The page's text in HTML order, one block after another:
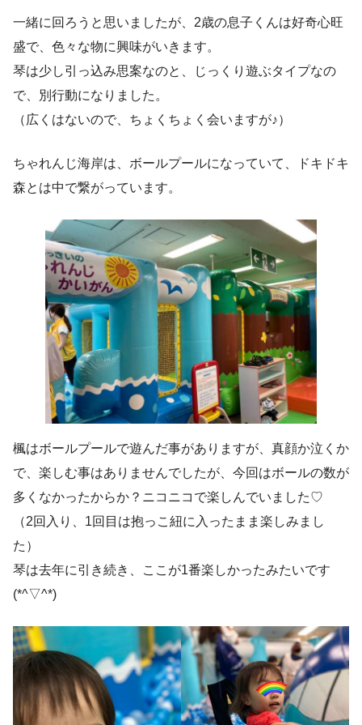
一緒に回ろうと思いましたが、2歳の息子くんは好奇心旺
盛で、色々な物に興味がいきます。
琴は少し引っ込み思案なのと、じっくり遊ぶタイプなの
で、別行動になりました。
（広くはないので、ちょくちょく会いますが♪）
ちゃれんじ海岸は、ボールプールになっていて、ドキドキ
森とは中で繋がっています。
楓はボールプールで遊んだ事がありますが、真顔か泣くか
で、楽しむ事はありませんでしたが、今回はボールの数が
多くなかったからか？ニコニコで楽しんでいました♡
（2回入り、1回目は抱っこ紐に入ったまま楽しみまし
た）
琴は去年に引き続き、ここが1番楽しかったみたいです
(*^▽^*)